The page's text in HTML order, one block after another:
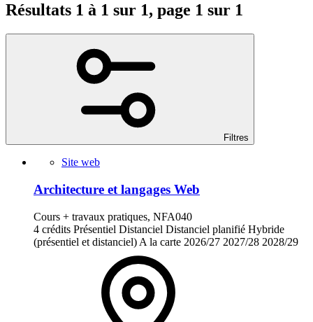
Résultats 1 à 1 sur 1, page 1 sur 1
Filtres
Site web
Architecture et langages Web
Cours + travaux pratiques, NFA040
4 crédits Présentiel Distanciel Distanciel planifié Hybride
(présentiel et distanciel) A la carte 2026/27 2027/28 2028/29